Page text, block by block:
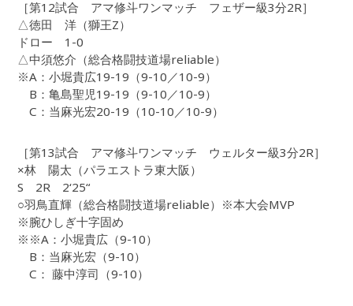
［第12試合 アマ修斗ワンマッチ フェザー級3分2R］
△徳田 洋（獅王Z）
ドロー 1-0
△中須悠介（総合格闘技道場reliable）
※A：小堀貴広19-19（9-10／10-9）
B：亀島聖児19-19（9-10／10-9）
C：当麻光宏20-19（10-10／10-9）
［第13試合 アマ修斗ワンマッチ ウェルター級3分2R］
×林 陽太（パラエストラ東大阪）
S 2R 2‘25“
○羽鳥直輝（総合格闘技道場reliable）※本大会MVP
※腕ひしぎ十字固め
※※A：小堀貴広（9-10）
B：当麻光宏（9-10）
C： 藤中淳司（9-10）